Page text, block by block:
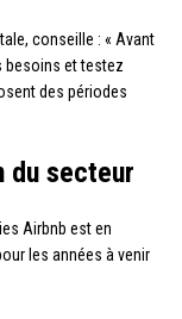
conseille : « Avant
besoins et testez
des périodes
du secteur
Airbnb est en
les années à venir